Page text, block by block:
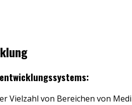
Vielzahl von Bereichen von